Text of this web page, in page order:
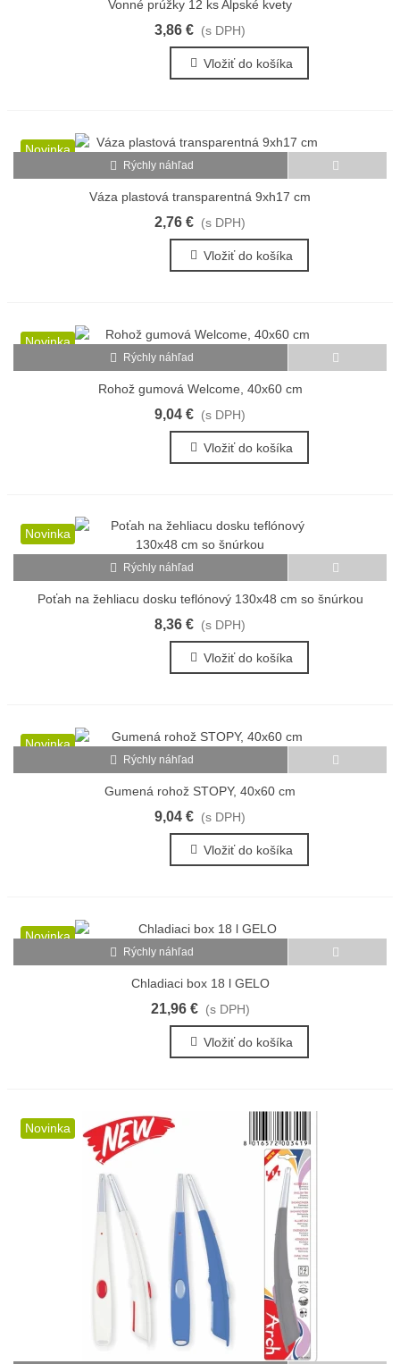
Vonné prúžky 12 ks Alpské kvety
3,86 € (s DPH)
Vložiť do košíka
Novinka
Rýchly náhľad
Váza plastová transparentná 9xh17 cm
2,76 € (s DPH)
Vložiť do košíka
Novinka
Rýchly náhľad
Rohož gumová Welcome, 40x60 cm
9,04 € (s DPH)
Vložiť do košíka
Novinka
Rýchly náhľad
Poťah na žehliacu dosku teflónový 130x48 cm so šnúrkou
8,36 € (s DPH)
Vložiť do košíka
Novinka
Rýchly náhľad
Gumená rohož STOPY, 40x60 cm
9,04 € (s DPH)
Vložiť do košíka
Novinka
Rýchly náhľad
Chladiaci box 18 l GELO
21,96 € (s DPH)
Vložiť do košíka
Novinka